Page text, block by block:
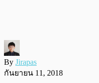
By Jirapas
กันยายน 11, 2018